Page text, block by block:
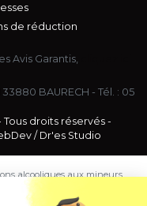
de réduction
Avis Garantis,
BAURECH - Tél. : 05
Tous droits réservés -
/ Dr'es Studio
alcooliques aux mineurs
de majorité de l'acheteur
en ligne.